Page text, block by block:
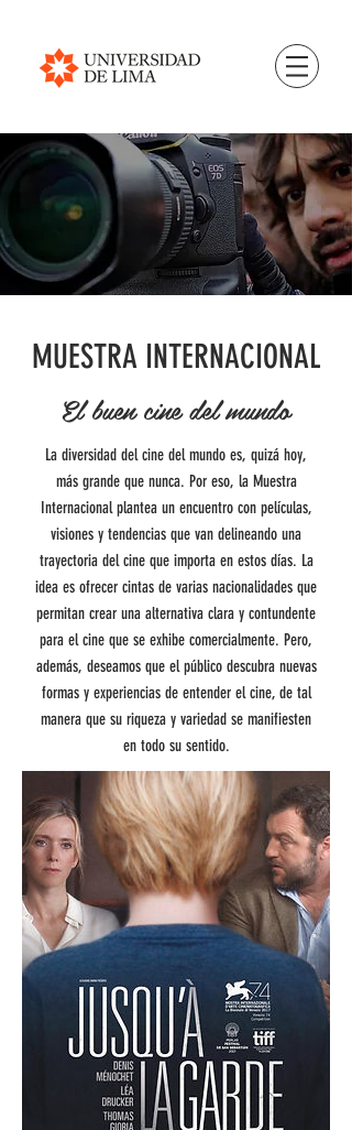
MUESTRA INTERNACIONAL
El buen cine del mundo
La diversidad del cine del mundo es, quizá hoy,
más grande que nunca. Por eso, la Muestra
Internacional plantea un encuentro con películas,
visiones y tendencias que van delineando una
trayectoria del cine que importa en estos días. La
idea es ofrecer cintas de varias nacionalidades que
permitan crear una alternativa clara y contundente
para el cine que se exhibe comercialmente. Pero,
además, deseamos que el público descubra nuevas
formas y experiencias de entender el cine, de tal
manera que su riqueza y variedad se manifiesten
en todo su sentido.